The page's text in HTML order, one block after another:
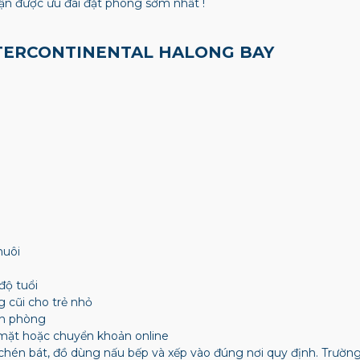
được ưu đãi đặt phòng sớm nhất !
HALONG BAY
tuổi
cũi cho trẻ nhỏ
phòng
hoặc chuyển khoản online
bát, đồ dùng nấu bếp và xếp vào đúng nơi quy định.